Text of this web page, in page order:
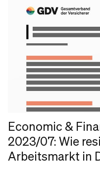
Economic &
2023/07: Wie
Arbeitsmarkt in